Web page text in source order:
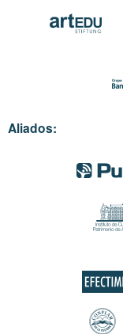
Aliados: